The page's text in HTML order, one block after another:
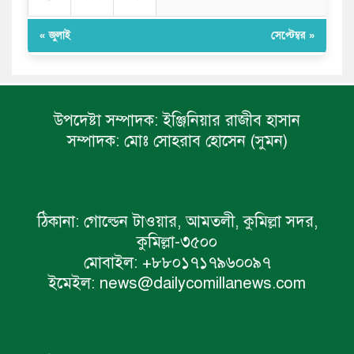
« জুলাই সেপ্টেম্বর »
উপদেষ্টা সম্পাদক: ইঞ্জিনিয়ার রাজীব হাসান
সম্পাদক: মোঃ সোহরাব হোসেন (সুমন)
ঠিকানা: গোল্ডেন টাওয়ার, আমতলী, কুমিল্লা সদর,
কুমিল্লা-৩৫০০
মোবাইল: +৮৮০১৭১৭৯৬০০৯৭
ইমেইল: news@dailycomillanews.com